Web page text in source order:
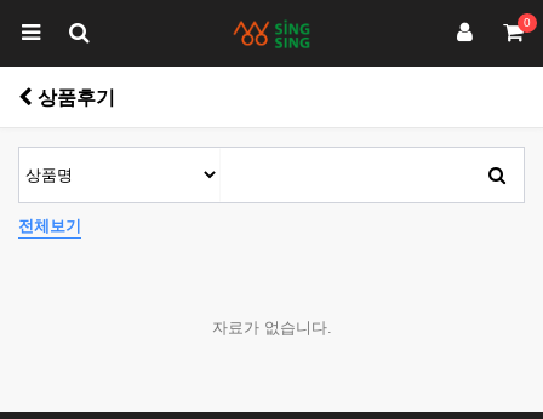
0
상품후기
전체보기
자료가 없습니다.